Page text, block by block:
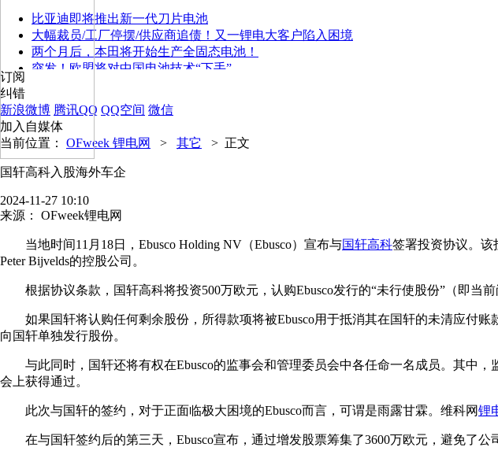
比亚迪即将推出新一代刀片电池
大幅裁员/工厂停摆/供应商追债！又一锂电大客户陷入困境
两个月后，本田将开始生产全固态电池！
突发！欧盟将对中国电池技术“下手”
订阅
纠错
新浪微博 腾讯QQ QQ空间 微信
加入自媒体
当前位置： OFweek 锂电网 > 其它 > 正文
国轩高科入股海外车企
2024-11-27 10:10
来源：
OFweek锂电网
当地时间11月18日，Ebusco Holding NV（Ebusco）宣布与国轩高科签署投资协议。该
Peter Bijvelds的控股公司。
根据协议条款，国轩高科将投资500万欧元，认购Ebusco发行的“未行使股份”（即当
如果国轩将认购任何剩余股份，所得款项将被Ebusco用于抵消其在国轩的未清应付
向国轩单独发行股份。
与此同时，国轩还将有权在Ebusco的监事会和管理委员会中各任命一名成员。其中
会上获得通过。
此次与国轩的签约，对于正面临极大困境的Ebusco而言，可谓是雨露甘霖。维科网锂
在与国轩签约后的第三天，Ebusco宣布，通过增发股票筹集了3600万欧元，避免了公